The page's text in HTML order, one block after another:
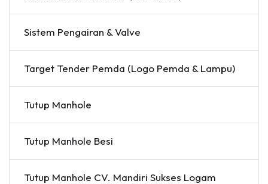
Sistem Pengairan & Valve
Target Tender Pemda (Logo Pemda & Lampu)
Tutup Manhole
Tutup Manhole Besi
Tutup Manhole CV. Mandiri Sukses Logam